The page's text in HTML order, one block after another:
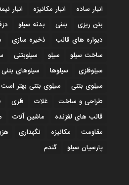
انبار ساده
انبار مکانیزه انبار
بتن ریزی
بتنی بدنه سیلو
دیواره های قالب
ذخیره سازی
ساخت سیلو
سیلو سیلوبتنی
سیلوفلزی
سیلوها سیلوهای بتنی
سیلوی بتنی
سیلوی بتنی بهتر است
طراحی و ساخت
غلات فلزی
قالب های لغزنده
ماشین آلات
مقاومت
مکانیزه نگهداری
پارسیان سیلو
گندم